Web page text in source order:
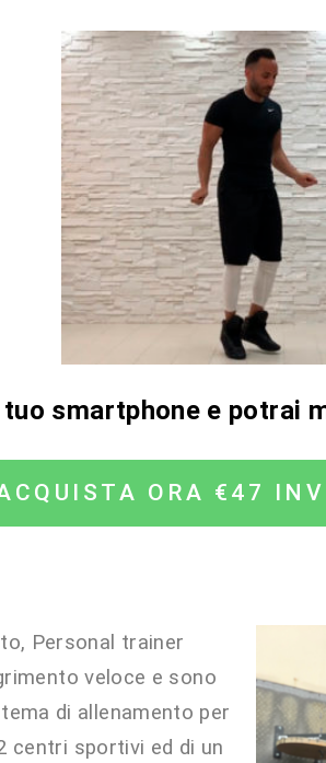
smartphone e potrai
ORA €47
Personal trainer
veloce e sono
di allenamento per
centri sportivi ed di un